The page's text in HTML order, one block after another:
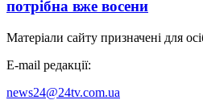
потрібна вже восени
Матеріали сайту призначені для
E-mail редакції:
news24@24tv.com.ua